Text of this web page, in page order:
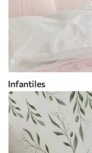
Infantiles